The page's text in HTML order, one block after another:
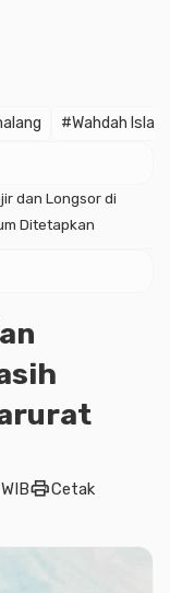
#Wahdah
dan Longsor di
Ditetapkan
printCetak